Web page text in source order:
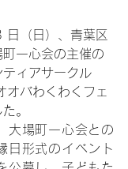
（日）、青葉区
一心会の主催の
ィアサークル
オバわくわくフェ
。
場町一心会との
日形式のイベント